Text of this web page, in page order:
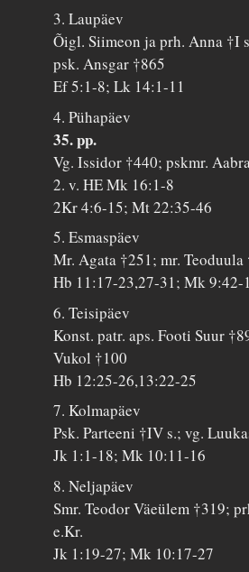
3. Laupäev
Õigl. Siimeon ja prh. Anna †I
psk. Ansgar †865
Ef 5:1-8; Lk 14:1-11
4. Pühapäev
35. pp.
Vg. Issidor †440; pskmr.
2. v. HE Mk 16:1-8
2Kr 4:6-15; Mt 22:35-46
5. Esmaspäev
Mr. Agata †251; mr. Teoduula
Hb 11:17-23,27-31; Mk 9:42-
6. Teisipäev
Konst. patr. aps. Footi Suur
Vukol †100
Hb 12:25-26,13:22-25
7. Kolmapäev
Psk. Parteeni †IV s.; vg.
Jk 1:1-18; Mk 10:11-16
8. Neljapäev
Smr. Teodor Väeülem †319;
e.Kr.
Jk 1:19-27; Mk 10:17-27